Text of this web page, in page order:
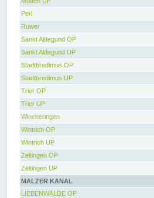
Perl
Ruwer
Sankt Aldegund OP
Sankt Aldegund UP
Stadtbredimus OP
Stadtbredimus UP
Trier OP
Trier UP
Wincheringen
Wintrich OP
Wintrich UP
Zeltingen OP
Zeltingen UP
MALZER KANAL
LIEBENWALDE OP